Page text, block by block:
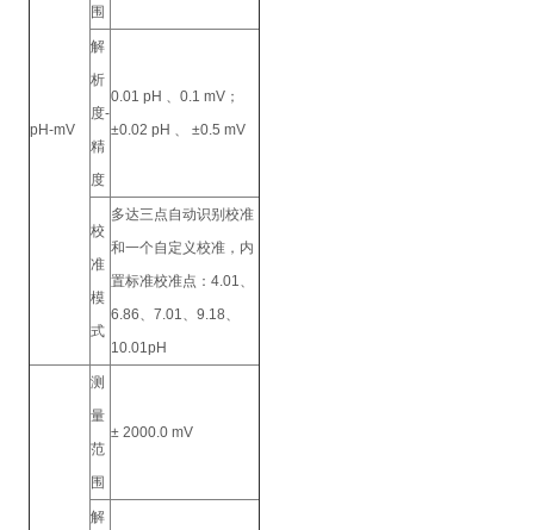
pH-mV
围
解
析
度-
精
度
0.01 pH 、0.1 mV；
±0.02 pH 、 ±0.5 mV
校
准
模
式
多达三点自动识别校准
和一个自定义校准，内
置标准校准点：4.01、
6.86、7.01、9.18、
10.01pH
测
量
范
围
± 2000.0 mV
解